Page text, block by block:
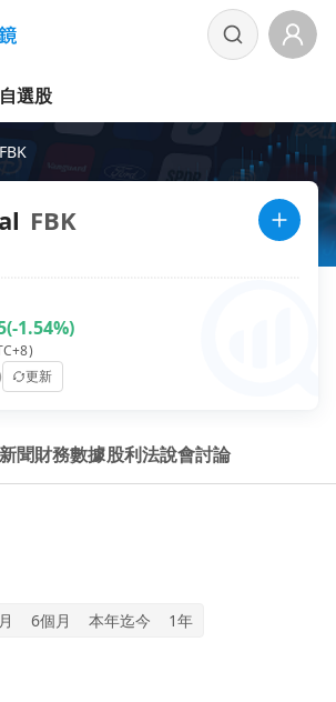
自選股
FBK
(-1.54%)
更新
新聞財務數據股利法說會討論
6個月 本年迄今 1年